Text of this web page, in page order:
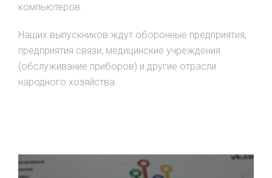
компьютеров.
Наших выпускников ждут оборонные предприятия,
предприятия связи, медицинские учреждения
(обслуживание приборов) и другие отрасли
народного хозяйства.